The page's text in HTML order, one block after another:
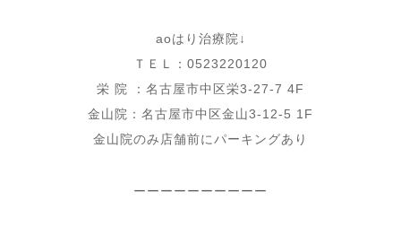
aoはり治療院↓
ＴＥＬ：0523220120
栄 院 ：名古屋市中区栄3-27-7 4F
金山院：名古屋市中区金山3-12-5 1F
金山院のみ店舗前にパーキングあり
ーーーーーーーーーー